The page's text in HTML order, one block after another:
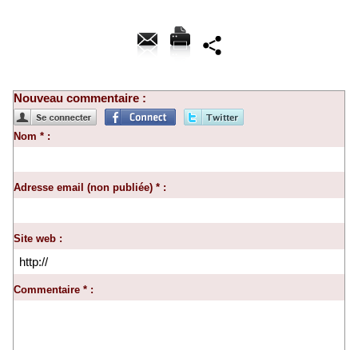
Nouveau commentaire :
Nom * :
Adresse email (non publiée) * :
Site web :
Commentaire * :